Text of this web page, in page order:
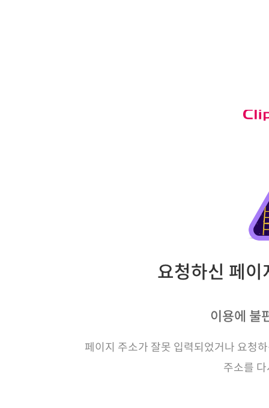
요청하신 페
이용에 불
페이지 주소가 잘못 입력되었거나 요청
주소를